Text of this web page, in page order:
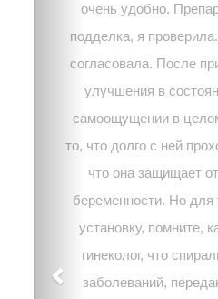
очень удобно.
подделка, я
согласовала. После
улучшения в
самоощущении в
то, что долго с ней
что она защищает
беременности. Но для
установку, помните,
гинеколог, что
заболеваний,